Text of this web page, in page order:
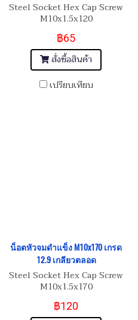
Steel Socket Hex Cap Screw
M10x1.5x120
฿65
สั่งซื้อสินค้า
เปรียบเทียบ
น็อตหัวจมดำแข็ง M10x170 เกรด
12.9 เกลียวตลอด
Steel Socket Hex Cap Screw
M10x1.5x170
฿120